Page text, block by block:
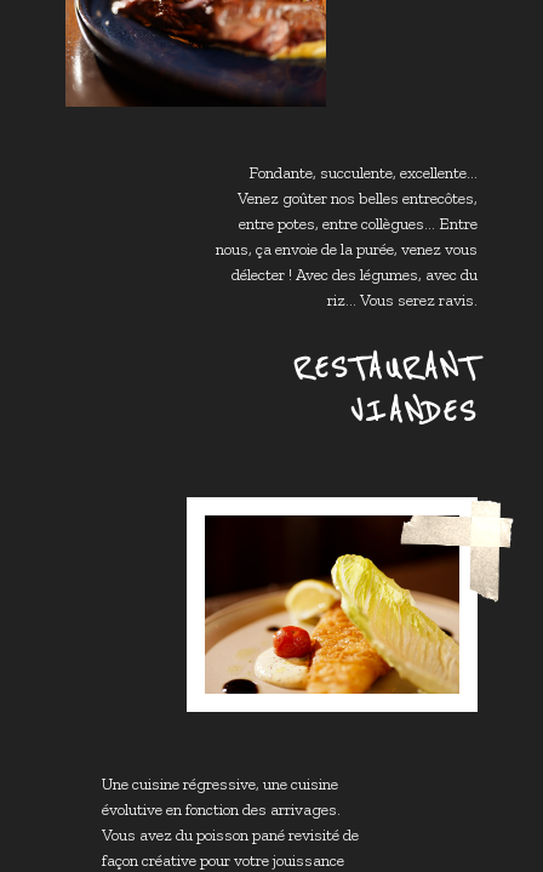
Fondante, succulente, excellente...
Venez goûter nos belles entrecôtes,
entre potes, entre collègues... Entre
nous, ça envoie de la purée, venez vous
délecter ! Avec des légumes, avec du
riz... Vous serez ravis.
RESTAURANT
VIANDES
Une cuisine régressive, une cuisine
évolutive en fonction des arrivages.
Vous avez du poisson pané revisité de
façon créative pour votre jouissance